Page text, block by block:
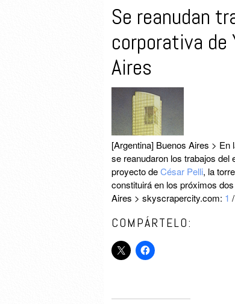
Se reanudan
corporativa de
Aires
[Argentina] Buenos Aires >
se reanudaron los trabajos del
proyecto deCésar Pelli, la
constituirá en los próximos
Aires > skyscrapercity.com: 1 /
COMPÁRTELO: